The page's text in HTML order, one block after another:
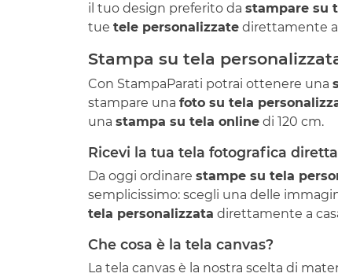
il tuo design preferito da stampare su
tue tele personalizzate direttamente a
Stampa su tela
Con StampaParati potrai ottenere una
stampare una foto su tela
una stampa su tela online di 120 cm.
Ricevi la tua tela fotografica
Da oggi ordinare stampe su tela
semplicissimo: scegli una delle
tela personalizzata direttamente a
Che cosa è la tela canvas?
La tela canvas è la nostra scelta di